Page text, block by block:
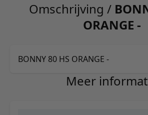
Omschrijving /
ORANGE -
BONNY 80 HS ORANGE -
Meer